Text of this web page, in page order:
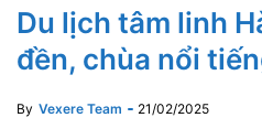
Du lịch tâm linh
đền, chùa nổi
By Vexere Team 21/02/2025